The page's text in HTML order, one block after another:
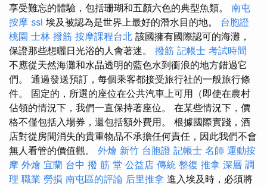
享受難忘的體驗，包括珊瑚和五顏六色的典型魚類。 南屯
按摩 ssl 埃及被認為是世界上最好的潛水目的地。 台胞證
桃園 士林 撥筋 按摩課程台北 該國擁有國際認可的海灘，
保證那些想曬日光浴的人會著迷。 撥筋 記帳士 考試時間
不應從天然海灘和水晶透明的藍色水到衝浪的地方錯過它
們。 通過發送預訂，每個乘客都接受旅行社的一般旅行條
件。 固定的，所選的座位在公共汽車上可用（即使在農村
佔領的情況下，我們一直保持著座位。 在某些情況下，價
格不僅包括入場券，還包括額外費用。 根據國際實踐，酒
店對從房間消失的貴重物品不承擔任何責任，因此我們不會
無人看管的價值觀。 外燴 新竹 台胞證 記帳士 名師 運動按
摩 外燴 宜蘭 台中 撥 筋 堂 公益店 傳統 整復 推拿 深層 調
理 職業 勞損 南屯區的評論 后里推拿 進入埃及時，必須將